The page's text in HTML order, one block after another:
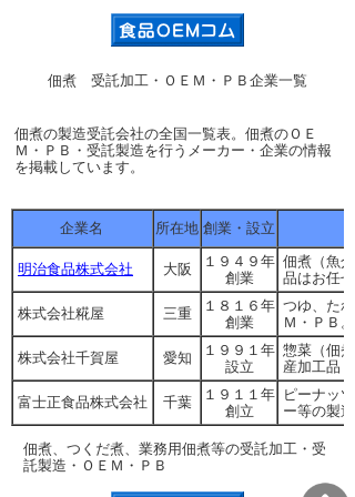
佃煮 受託加工・ＯＥＭ・ＰＢ企業一覧
佃煮の製造受託会社の全国一覧表。佃煮のＯＥ
Ｍ・ＰＢ・受託製造を行うメーカー・企業の情報
を掲載しています。
企業名 所在地 創業・設立
明治食品株式会社 大阪
１９４９年
創業
佃煮（魚
品はお任
株式会社糀屋 三重
１８１６年
創業
つゆ、た
Ｍ・ＰＢ
株式会社千賀屋 愛知
１９９１年
設立
惣菜（佃
産加工品
富士正食品株式会社 千葉
１９１１年
創立
ピーナッ
ー等の製
佃煮、つくだ煮、業務用佃煮等の受託加工・受
託製造・ＯＥＭ・ＰＢ